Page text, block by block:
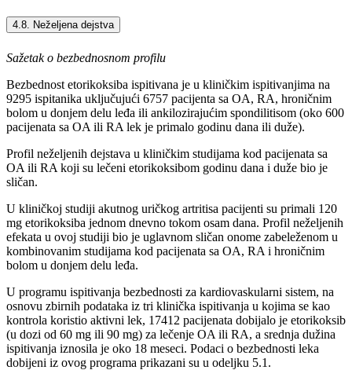
4.8. Neželjena dejstva
Sažetak o bezbednosnom profilu
Bezbednost etorikoksiba ispitivana je u kliničkim ispitivanjima na
9295 ispitanika uključujući 6757 pacijenta sa OA, RA, hroničnim
bolom u donjem delu leđa ili ankilozirajućim spondilitisom (oko 600
pacijenata sa OA ili RA lek je primalo godinu dana ili duže).
Profil neželjenih dejstava u kliničkim studijama kod pacijenata sa
OA ili RA koji su lečeni etorikoksibom godinu dana i duže bio je
sličan.
U kliničkoj studiji akutnog uričkog artritisa pacijenti su primali 120
mg etorikoksiba jednom dnevno tokom osam dana. Profil neželjenih
efekata u ovoj studiji bio je uglavnom sličan onome zabeleženom u
kombinovanim studijama kod pacijenata sa OA, RA i hroničnim
bolom u donjem delu leđa.
U programu ispitivanja bezbednosti za kardiovaskularni sistem, na
osnovu zbirnih podataka iz tri klinička ispitivanja u kojima se kao
kontrola koristio aktivni lek, 17412 pacijenata dobijalo je etorikoksib
(u dozi od 60 mg ili 90 mg) za lečenje OA ili RA, a srednja dužina
ispitivanja iznosila je oko 18 meseci. Podaci o bezbednosti leka
dobijeni iz ovog programa prikazani su u odeljku 5.1.